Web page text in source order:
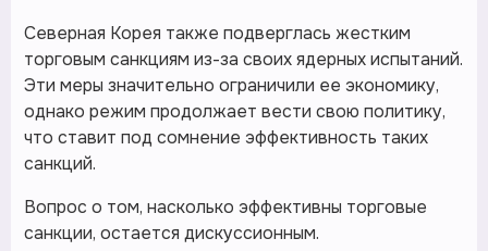
Северная Корея также подверглась жестким
торговым санкциям из-за своих ядерных испытаний.
Эти меры значительно ограничили ее экономику,
однако режим продолжает вести свою политику,
что ставит под сомнение эффективность таких
санкций.
Вопрос о том, насколько эффективны торговые
санкции, остается дискуссионным.